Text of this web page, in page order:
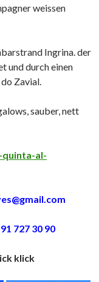
weissen
Ingrina. der
und durch einen
Zavial.
sauber, nett
al-
727 30 90
klick